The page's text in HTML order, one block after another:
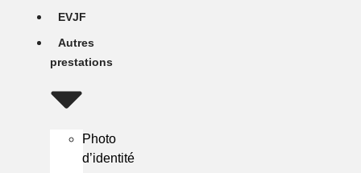
EVJF
Autres
prestations
Photo
d’identité